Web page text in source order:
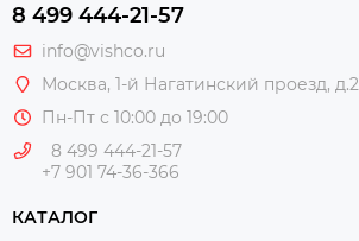
8 499 444-21-57
info@vishco.ru
Москва, 1-й Нагатинский проезд, д.2
Пн-Пт с 10:00 до 19:00
8 499 444-21-57
+7 901 74-36-366
КАТАЛОГ